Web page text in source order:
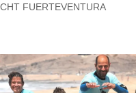
FUERTEVENTURA